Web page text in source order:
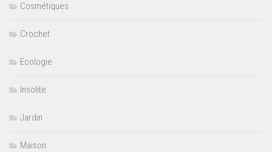
Cosmétiques
Crochet
Ecologie
Insolite
Jardin
Maison